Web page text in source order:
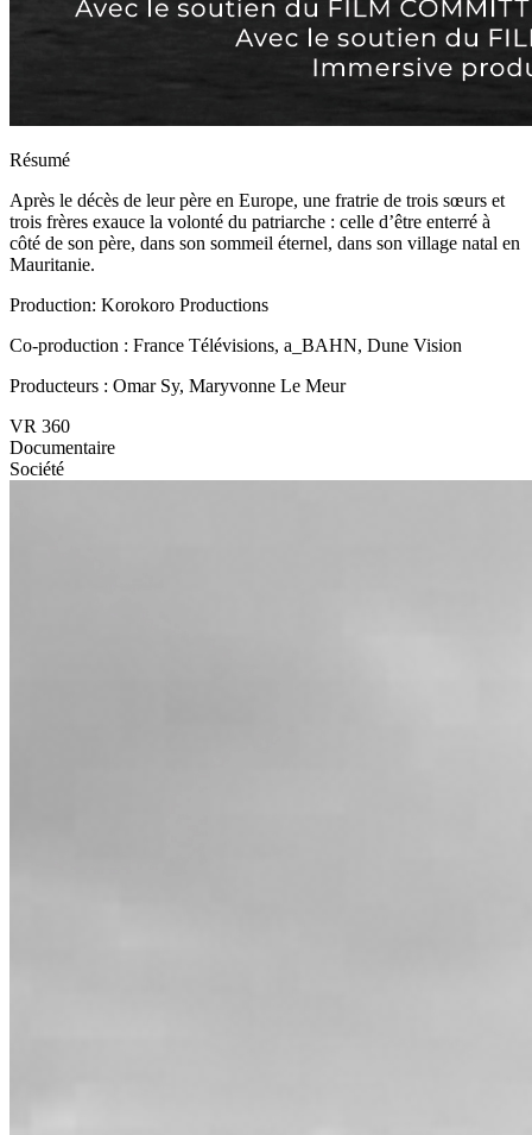
Résumé
Après le décès de leur père en Europe, une fratrie de trois sœurs et
trois frères exauce la volonté du patriarche : celle d’être enterré à
côté de son père, dans son sommeil éternel, dans son village natal en
Mauritanie.
Production: Korokoro Productions
Co-production : France Télévisions, a_BAHN, Dune Vision
Producteurs : Omar Sy, Maryvonne Le Meur
VR 360
Documentaire
Société